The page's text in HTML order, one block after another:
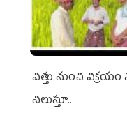
విత్తు నుంచి
నిలుస్తూ..